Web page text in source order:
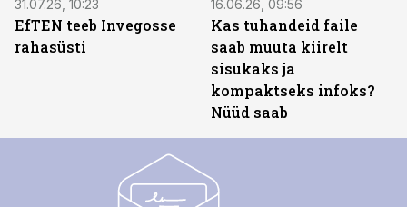
31.07.26, 10:23
EfTEN teeb Invegosse
rahasüsti
16.06.26, 09:56
Kas tuhandeid faile
saab muuta kiirelt
sisukaks ja
kompaktseks infoks?
Nüüd saab